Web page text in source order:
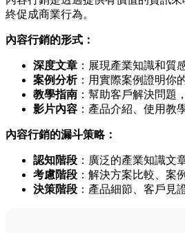
終促成商業行為。
內容行銷的形式：
深度文章 ：展現產業知識和質
案例分析：用實際案例證明你
教學指南 ：幫助客戶解決問題
影片內容 ：產品介紹、使用教
內容行銷的漏斗策略：
認知階段 ：廣泛的產業知識文
考慮階段 ：解決方案比較、案
決策階段 ：產品細節、客戶見